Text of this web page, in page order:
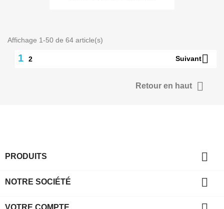
Affichage 1-50 de 64 article(s)
1 2 Suivant
Retour en haut 
PRODUITS 
NOTRE SOCIÉTÉ 
VOTRE COMPTE